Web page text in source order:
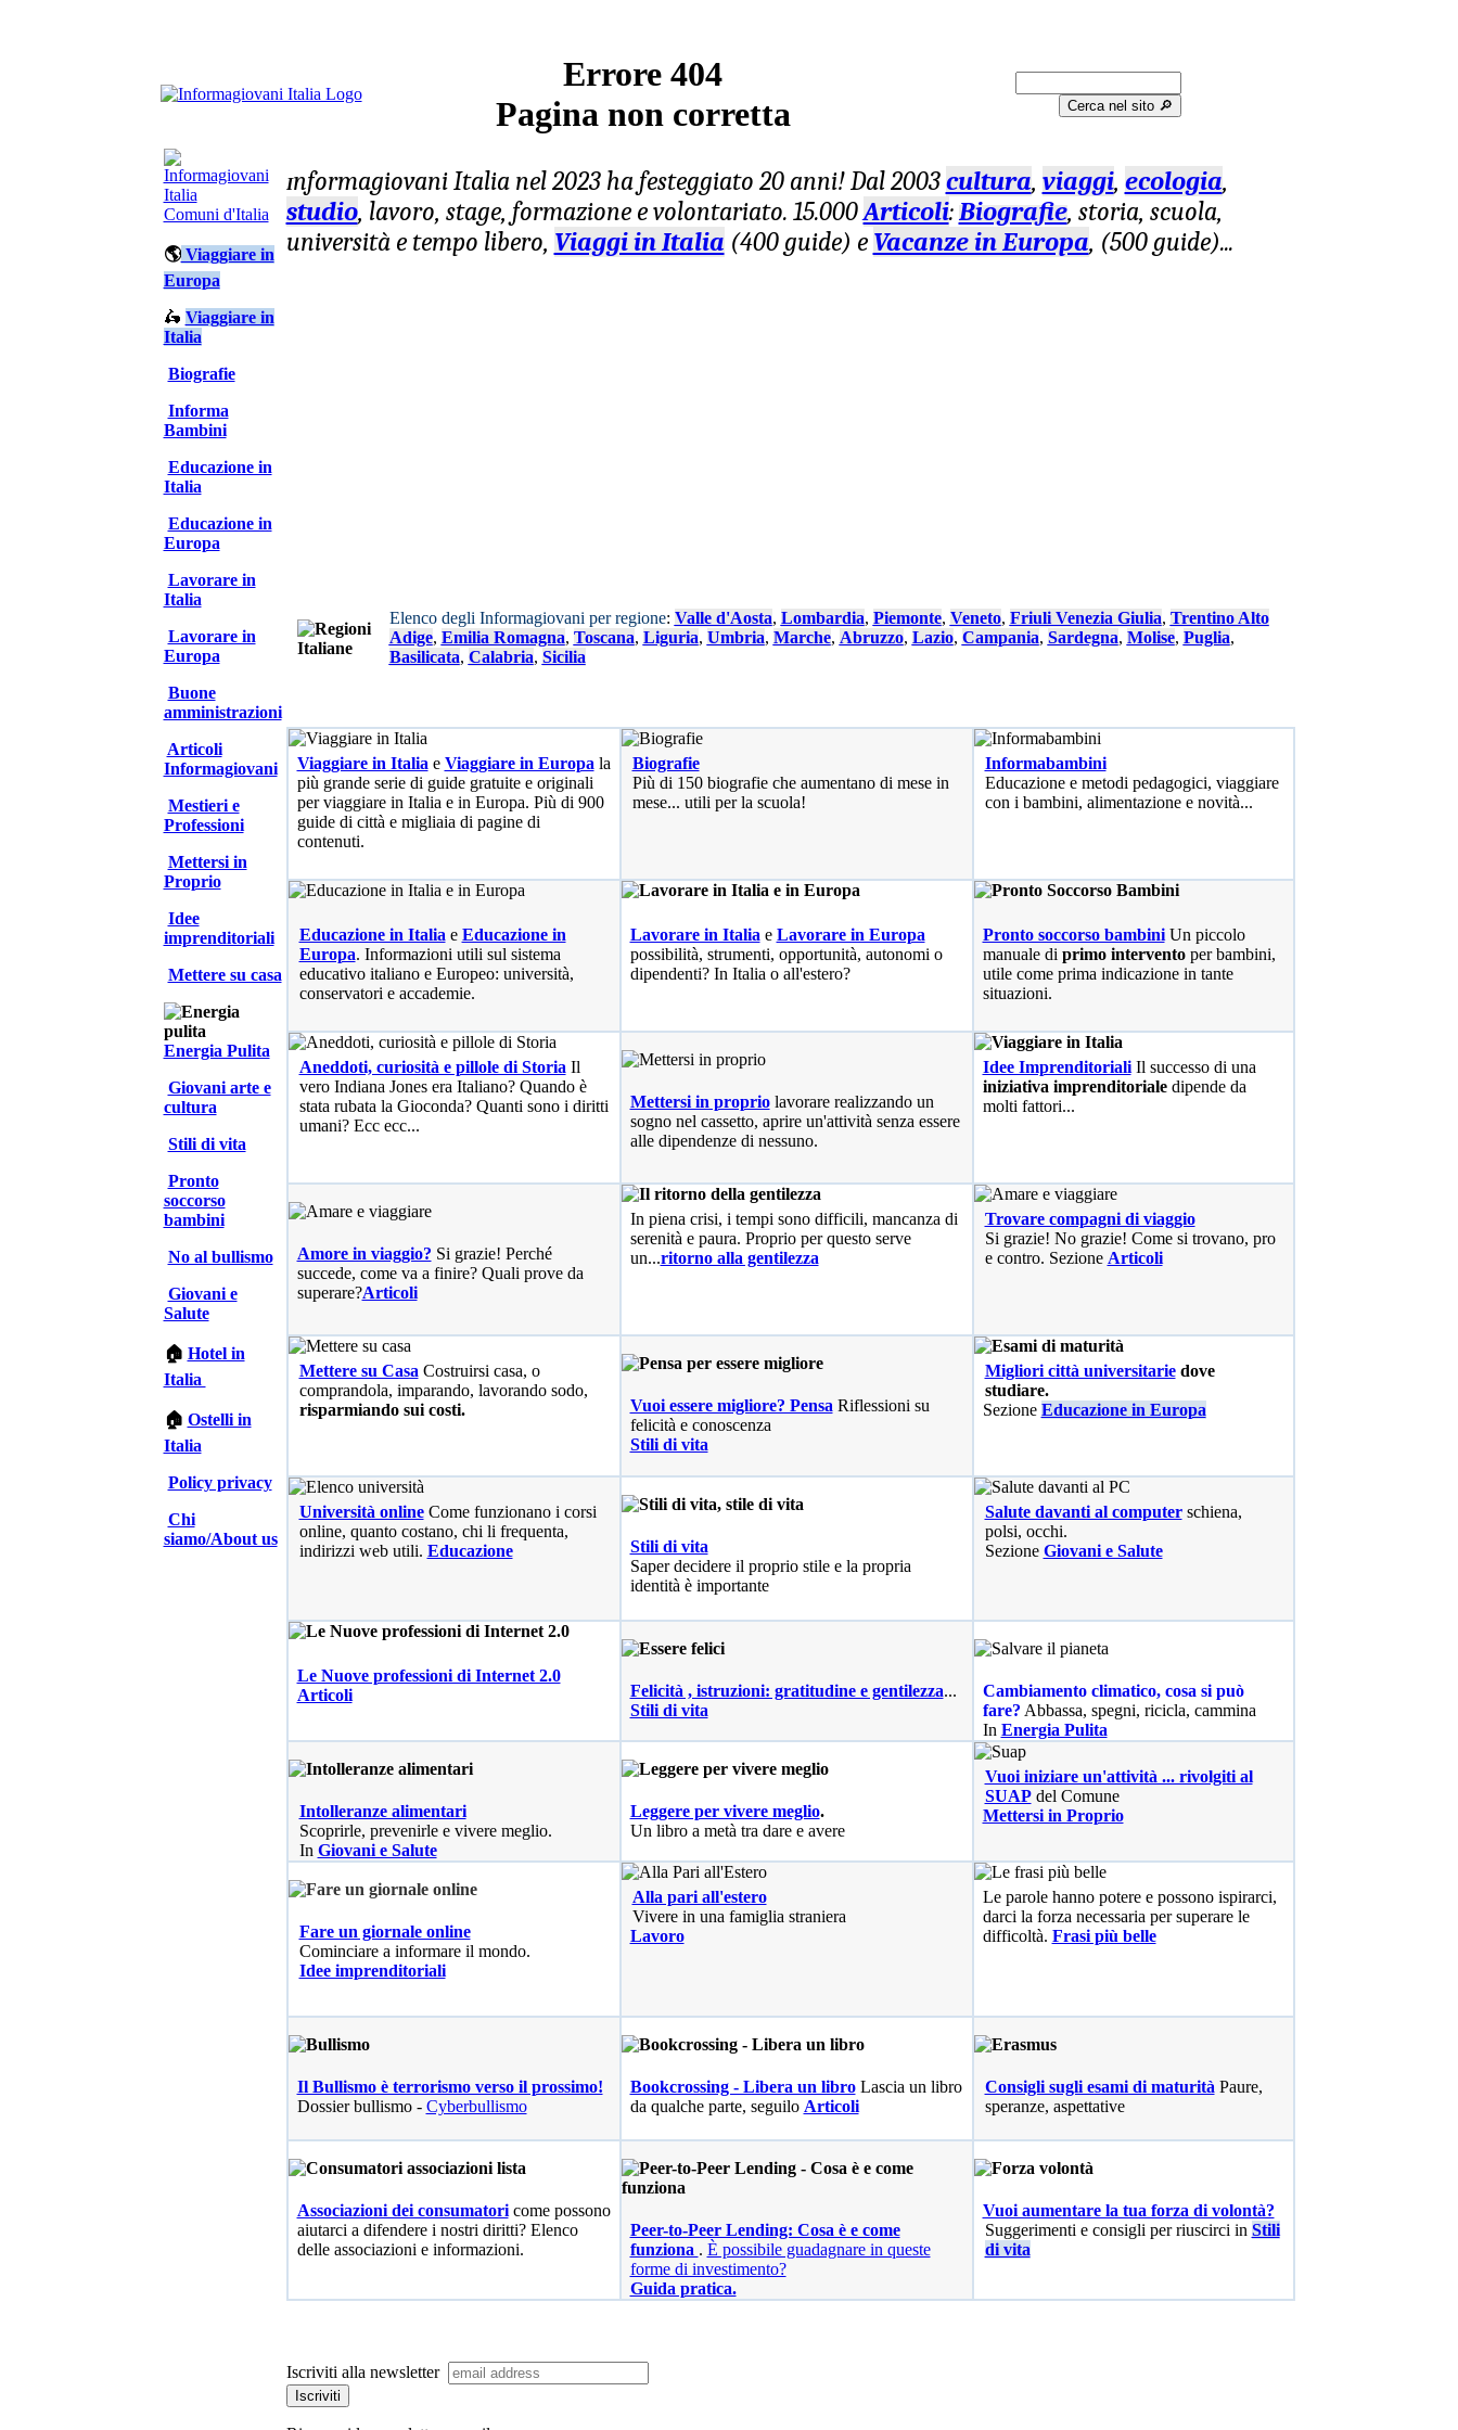
Errore 404
Pagina non corretta
Cerca nel sito 🔎︎
Comuni d'Italia
🌎Viaggiare in
Europa
🛵 Viaggiare in
Italia
Biografie
Informa
Bambini
Educazione in
Italia
Educazione in
Europa
Lavorare in
Italia
Lavorare in
Europa
Buone
amministrazioni
Articoli
Informagiovani
Mestieri e
Professioni
Mettersi in
Proprio
Idee
imprenditoriali
Mettere su casa
Energia Pulita
Giovani arte e
cultura
Stili di vita
Pronto
soccorso
bambini
No al bullismo
Giovani e
Salute
🏠 Hotel in
Italia
🏠 Ostelli in
Italia
Policy privacy
Chi
siamo/About us
InformagiovaniItalia nel 2023 ha festeggiato 20 anni! Dal 2003cultura, viaggi, ecologia,
studio, lavoro, stage, formazione e volontariato. 15.000Articoli:Biografie, storia, scuola,
università e tempo libero, Viaggi in Italia (400 guide) e Vacanze in Europa, (500 guide)...
Elenco degli Informagiovani per regione: Valle d'Aosta, Lombardia, Piemonte, Veneto, Friuli Venezia Giulia, Trentino Alto
Adige, Emilia Romagna, Toscana, Liguria, Umbria, Marche, Abruzzo, Lazio, Campania, Sardegna, Molise, Puglia,
Basilicata, Calabria, Sicilia
Viaggiare in Italia e Viaggiare in Europa la
più grande serie di guide gratuite e originali
per viaggiare in Italia e in Europa. Più di 900
guide di città e migliaia di pagine di
contenuti.
Biografie
Più di 150 biografie che aumentano di mese in
mese... utili per la scuola!
Informabambini
Educazione e metodi pedagogici, viaggiare
con i bambini, alimentazione e novità...
Educazione in Italia e Educazione in
Europa. Informazioni utili sul sistema
educativo italiano e Europeo: università,
conservatori e accademie.
Lavorare in Italia e Lavorare in Europa
possibilità, strumenti, opportunità, autonomi o
dipendenti? In Italia o all'estero?
Pronto soccorso bambiniUn piccolo
manuale di primo interventoper bambini,
utile come prima indicazione in tante
situazioni.
Aneddoti, curiosità e pillole di Storia Il
vero Indiana Jones era Italiano? Quando è
stata rubata la Gioconda? Quanti sono i diritti
umani? Ecc ecc...
Mettersi in propriolavorare realizzando un
sogno nel cassetto, aprire un'attività senza essere
alle dipendenze di nessuno.
Idee ImprenditorialiIl successo di una
iniziativa imprenditorialedipende da
molti fattori...
Amore in viaggio? Si grazie! Perché
succede, come va a finire? Quali prove da
superare?Articoli
In piena crisi, i tempi sono difficili, mancanza di
serenità e paura. Proprio per questo serve
un...ritorno alla gentilezza
Trovare compagni di viaggio
Si grazie! No grazie! Come si trovano, pro
e contro. Sezione Articoli
Mettere su Casa Costruirsi casa, o
comprandola, imparando, lavorando sodo,
risparmiando sui costi.
Vuoi essere migliore? Pensa Riflessioni su
felicità e conoscenza
Stili di vita
Migliori città universitariedove
studiare.
Sezione Educazione in Europa
Università online Come funzionano i corsi
online, quanto costano, chi li frequenta,
indirizzi web utili. Educazione
Stili di vita
Saper decidere il proprio stile e la propria
identità è importante
Salute davanti al computerschiena,
polsi, occhi.
Sezione Giovani e Salute
Le Nuove professioni di Internet 2.0
Articoli
Felicità , istruzioni: gratitudine e gentilezza...
Stili di vita
Cambiamento climatico, cosa si può
fare? Abbassa, spegni, ricicla, cammina
In Energia Pulita
Intolleranze alimentari
Scoprirle, prevenirle e vivere meglio.
In Giovani e Salute
Leggere per vivere meglio.
Un libro a metà tra dare e avere
Vuoi iniziare un'attività ... rivolgiti al
SUAPdel Comune
Mettersi in Proprio
Fare un giornale online
Cominciare a informare il mondo.
Idee imprenditoriali
Alla pari all'estero
Vivere in una famiglia straniera
Lavoro
Le parole hanno potere e possono ispirarci,
darci la forza necessaria per superare le
difficoltà. Frasi più belle
Il Bullismo è terrorismo verso il prossimo!
Dossier bullismo - Cyberbullismo
Bookcrossing - Libera un libroLascia un libro
da qualche parte, seguilo Articoli
Consigli sugli esami di maturità Paure,
speranze, aspettative
Associazioni dei consumatoricome possono
aiutarci a difendere i nostri diritti? Elenco
delle associazioni e informazioni.
Peer-to-Peer Lending: Cosa è e come
funziona . È possibile guadagnare in queste
forme di investimento?
Guida pratica.
Vuoi aumentare la tua forza di volontà?
Suggerimenti e consigli per riuscirci in Stili
di vita
Iscriviti alla newsletter